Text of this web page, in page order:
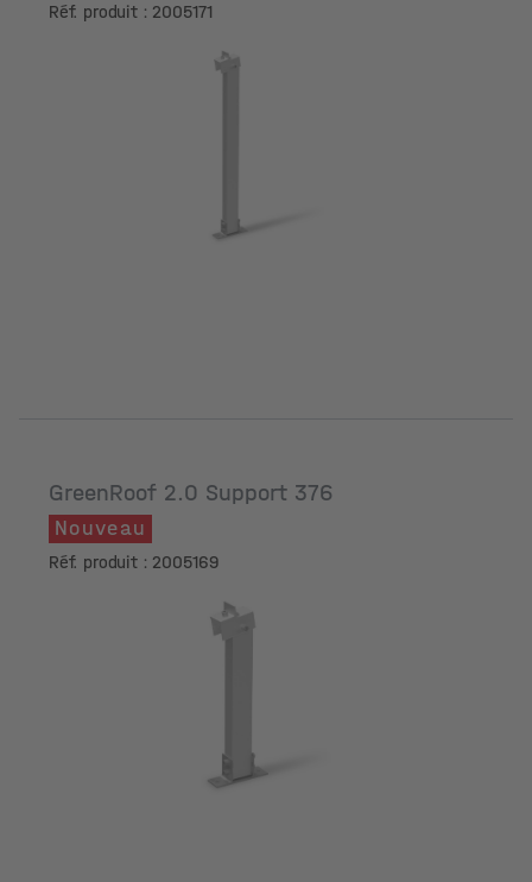
Réf. produit : 2005171
GreenRoof 2.0 Support 376
Nouveau
Réf. produit : 2005169